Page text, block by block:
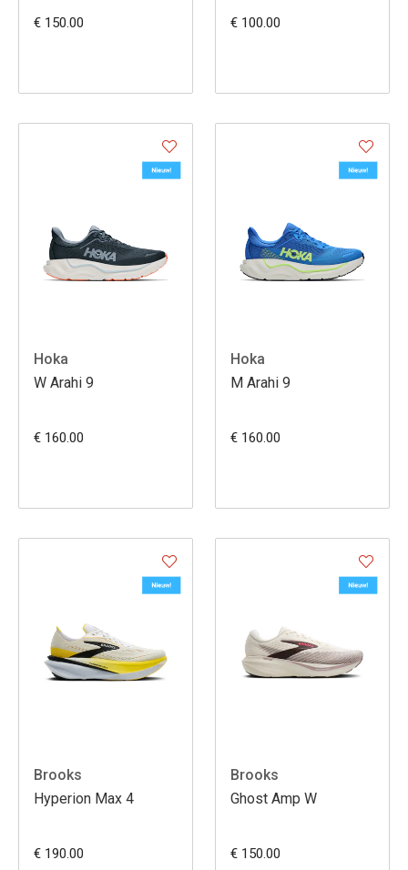
€ 150.00 € 100.00
Hoka
W Arahi 9
€ 160.00
Hoka
M Arahi 9
€ 160.00
Brooks
Hyperion Max 4
€ 190.00
Brooks
Ghost Amp W
€ 150.00